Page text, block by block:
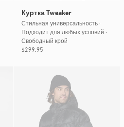
Куртка Tweaker
Стильная универсальность ·
Подходит для любых условий ·
Свободный крой
Обычная
$299.95